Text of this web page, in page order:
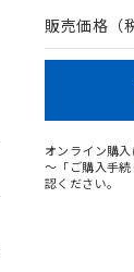
販売価格（
オンライン購
～「ご購入手
認ください。